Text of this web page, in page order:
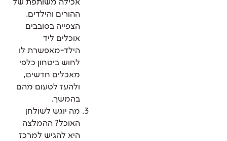
אכילה משותפת של
ההורים והילדים.
הצפייה בסובבים
אוכלים ליד
הילד-מאפשרת לו
לחוש ביטחון כלפי
מאכלים חדשים,
ולהעז לטעום מהם
בהמשך.
מה יוגש לשולחן
האוכל? ההמלצה
היא להגיש למרכז